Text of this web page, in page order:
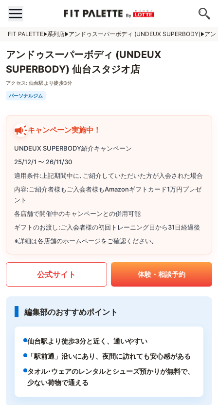
FIT PALETTE 系列店 アンドゥスーパーボディ (UNDEUX SUPERBODY) アン
アンドゥスーパーボディ (UNDEUX
SUPERBODY) 仙台スタジオ店
アクセス: 仙台駅より徒歩3分
パーソナルジム
キャンペーン実施中！
UNDEUX SUPERBODY紹介キャンペーン
25/12/1 〜 26/11/30
適用条件:上記期間中に､ご紹介していただいた方が入会された場合
内容:ご紹介者様もご入会者様もAmazonギフトカード1万円プレゼ
ント
各店舗で開催中のキャンペーンとの併用可能
ギフトのお渡し:ご入会者様の初回トレーニング日から31日経過後
※詳細は各店舗のホームページをご確認ください｡
公式サイト 体験・相談予約
編集部のおすすめポイント
仙台駅より徒歩3分と近く、通いやすい
「駅前通」沿いにあり、夜間に訪れても安心感がある
タオル･ウェアのレンタルとシューズ預かりが無料で、
少ない荷物で通える